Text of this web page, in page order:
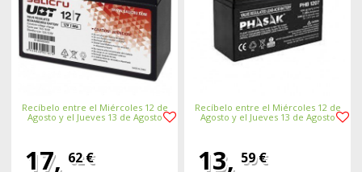
Recíbelo entre el Miércoles 12 de
Agosto y el Jueves 13 de Agosto
17, 62 €
Recíbelo entre el Miércoles 12 de
Agosto y el Jueves 13 de Agosto
13, 59 €